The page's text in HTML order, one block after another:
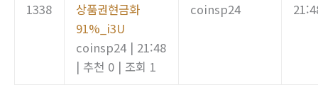
1338
상품권현금화
91%_i3U
coinsp24 | 21:48
| 추천 0 | 조회 1
coinsp24